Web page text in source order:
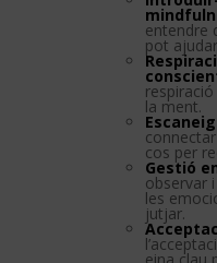
entendre
pot
la ment.
cos per
Gestió
observar
les
jutjar.